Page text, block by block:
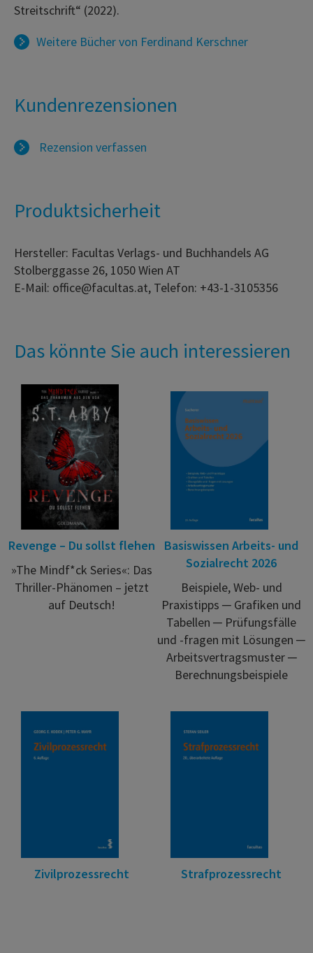
Streitschrift“ (2022).
Weitere Bücher von Ferdinand Kerschner
Kundenrezensionen
Rezension verfassen
Produktsicherheit
Hersteller: Facultas Verlags- und Buchhandels AG
Stolberggasse 26, 1050 Wien AT
E-Mail: office@facultas.at, Telefon: +43-1-3105356
Das könnte Sie auch interessieren
Revenge – Du sollst flehen
»The Mindf*ck Series«: Das
Thriller-Phänomen – jetzt
auf Deutsch!
Basiswissen Arbeits- und
Sozialrecht 2026
Beispiele, Web- und
Praxistipps ─ Grafiken und
Tabellen ─ Prüfungsfälle
und -fragen mit Lösungen ─
Arbeitsvertragsmuster ─
Berechnungsbeispiele
Zivilprozessrecht Strafprozessrecht